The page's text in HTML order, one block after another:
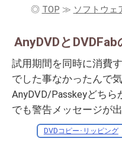
◎ TOP ≫ ソフトウェ
AnyDVDと
試用期間を同時に消費
でした事なかったんで
AnyDVD/Passkeyどち
でも警告メッセージが
DVDコピー･リッピング